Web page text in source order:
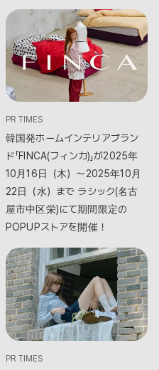
PR TIMES
韓国発ホームインテリアブラン
ド「FINCA(フィンカ)」が2025年
10月16日（木）～2025年10月
22日（水）まで ラシック(名古
屋市中区栄)にて期間限定の
POPUPストアを開催！
PR TIMES